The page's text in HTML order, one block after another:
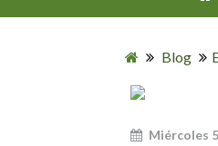
Blog
Miércoles